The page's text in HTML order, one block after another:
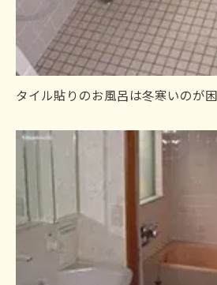
タイル貼りのお風呂は冬寒いのが困